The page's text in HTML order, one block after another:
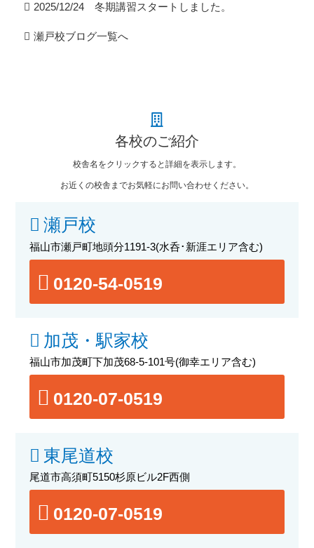
2025/12/24 冬期講習スタートしました。
瀬戸校ブログ一覧へ
各校のご紹介
校舎名をクリックすると詳細を表示します。
お近くの校舎までお気軽にお問い合わせください。
瀬戸校
福山市瀬戸町地頭分1191-3(水呑･新涯エリア含む)
0120-54-0519
加茂・駅家校
福山市加茂町下加茂68-5-101号(御幸エリア含む)
0120-07-0519
東尾道校
尾道市高須町5150杉原ビル2F西側
0120-07-0519